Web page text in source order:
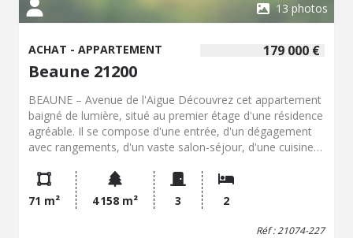
13 photos
179 000 €
ACHAT - APPARTEMENT
Beaune 21200
BEAUNE – Avenue de l'Aigue Découvrez cet appartement
baigné de lumière, situé au premier étage d'une résidence
agréable. Il se compose d'une entrée, d'un dégagement
avec rangements, d'un vaste salon-séjour, d'une cuisine
d'un WC indépendant. Besoin d'espace de stockage ?
Vous apprécierez son grenier ainsi que sa cave. Côté
stationnement, un garage privatif fermé vous permettra
de vous garer en toute sérénité. Une agréable terrasse
71 m² 4 158 m² 3 2
Réf : 21074-227